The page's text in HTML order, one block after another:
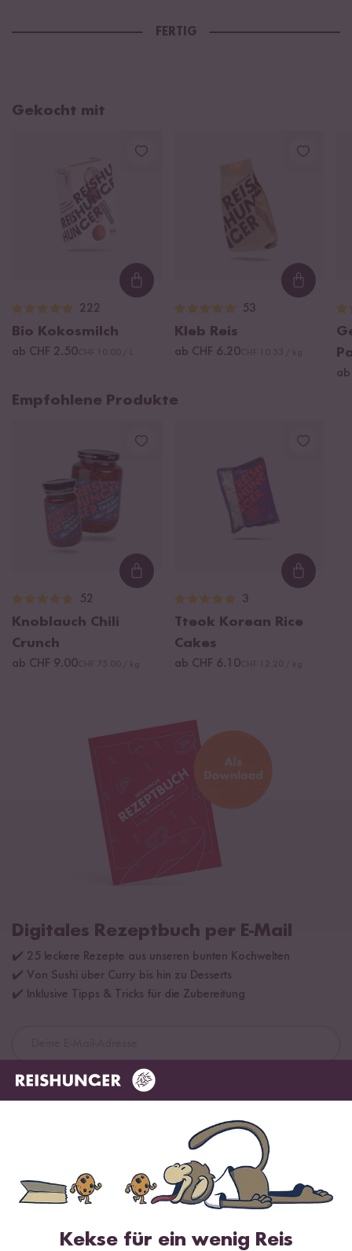
FERTIG
Gekocht mit
Loading...
222
Bio Kokosmilch
ab CHF 2.50
53
Kleb Reis
ab CHF 6.20CHF 10.33 / kg
ab
Empfohlene Produkte
Loading...
52
Knoblauch Chili
Crunch
ab CHF 9.00
3
Tteok Korean Rice
Cakes
ab CHF 6.10CHF 12.20 / kg
Digitales Rezeptbuch per E-Mail
✔️ 25 leckere Rezepte aus unseren bunten Kochwelten
✔️ Von Sushi über Curry bis hin zu Desserts
✔️ Inklusive Tipps & Tricks für die Zubereitung
Jetzt sichern
*Das Digitale Rezeptbuch wird dir nach vollständiger Anmeldung zum Newsletter
Mehr Rezepte mit Bio Kokosmilch
TOP #12 LIEBLINGKekse für ein wenig Reis